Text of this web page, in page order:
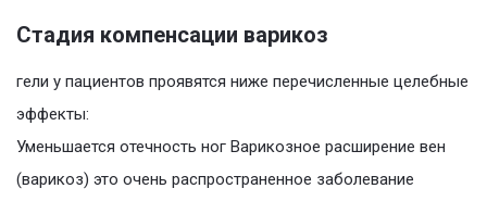
Стадия компенсации варикоз
гели у пациентов проявятся ниже перечисленные целебные
эффекты:
Уменьшается отечность ног Варикозное расширение вен
(варикоз) это очень распространенное заболевание